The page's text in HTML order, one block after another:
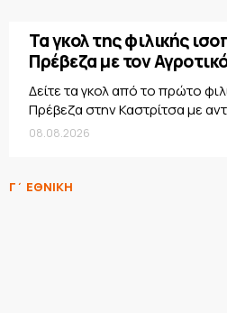
Τα γκολ της φιλικής
Πρέβεζα με τον
Δείτε τα γκολ από το πρώτο
Πρέβεζα στην Καστρίτσα με
08.08.2026
Γ΄ ΕΘΝΙΚΗ